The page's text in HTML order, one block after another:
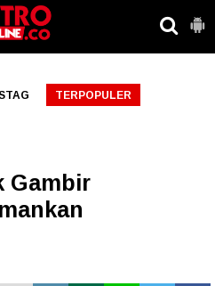
TERPOPULER
Gambir